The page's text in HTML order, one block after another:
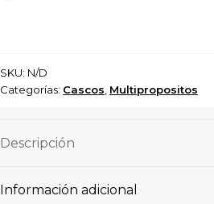
SKU: N/D
Categorías: Cascos Multipropositos
Descripción
Información adicional